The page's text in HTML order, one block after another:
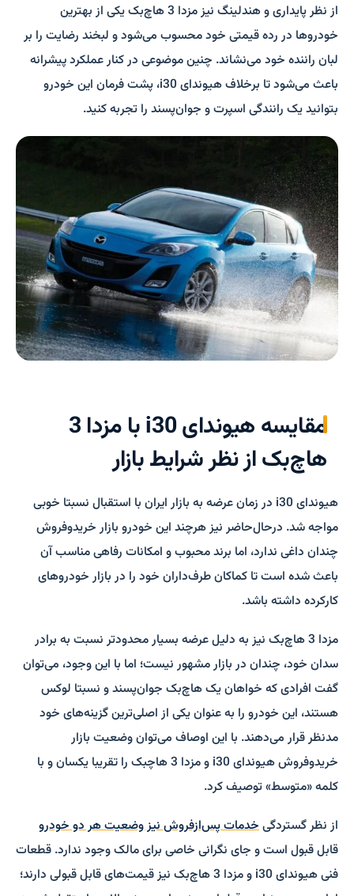
از نظر پایداری و هندلینگ نیز مزدا 3 هاچ‌بک یکی از بهترین
خودروها در رده قیمتی خود محسوب می‌شود و لبخند رضایت را بر
لبان راننده خود می‌نشاند. چنین موضوعی در کنار عملکرد پیشرانه
باعث می‌شود تا برخلاف هیوندای i30، پشت فرمان این خودرو
بتوانید یک رانندگی اسپرت و جوان‌پسند را تجربه کنید.
مقایسه هیوندای i30 با مزدا 3
هاچ‌بک از نظر شرایط بازار
هیوندای i30 در زمان عرضه به بازار ایران با استقبال نسبتا خوبی
مواجه شد. درحال‌حاضر نیز هرچند این خودرو بازار خریدوفروش
چندان داغی ندارد، اما برند محبوب و امکانات رفاهی مناسب آن
باعث شده است تا کماکان طرف‌داران خود را در بازار خودروهای
کارکرده داشته باشد.
مزدا 3 هاچ‌بک نیز به ‌دلیل عرضه بسیار محدودتر نسبت به برادر
سدان خود، چندان در بازار مشهور نیست؛ اما با این وجود، می‌توان
گفت افرادی که خواهان یک هاچ‌بک جوان‌پسند و نسبتا لوکس
هستند، این خودرو را به ‌عنوان یکی از اصلی‌ترین گزینه‌های خود
مدنظر قرار می‌دهند. با این اوصاف می‌توان وضعیت بازار
خریدوفروش هیوندای i30 و مزدا 3 هاچبک را تقریبا یکسان و با
کلمه «متوسط» توصیف کرد.
از نظر گستردگیخدمات پس‌ازفروش نیز وضعیت هر دو خودرو
قابل قبول است و جای نگرانی خاصی برای مالک وجود ندارد. قطعات
فنی هیوندای i30 و مزدا 3 هاچ‌بک نیز قیمت‌های قابل قبولی دارند؛